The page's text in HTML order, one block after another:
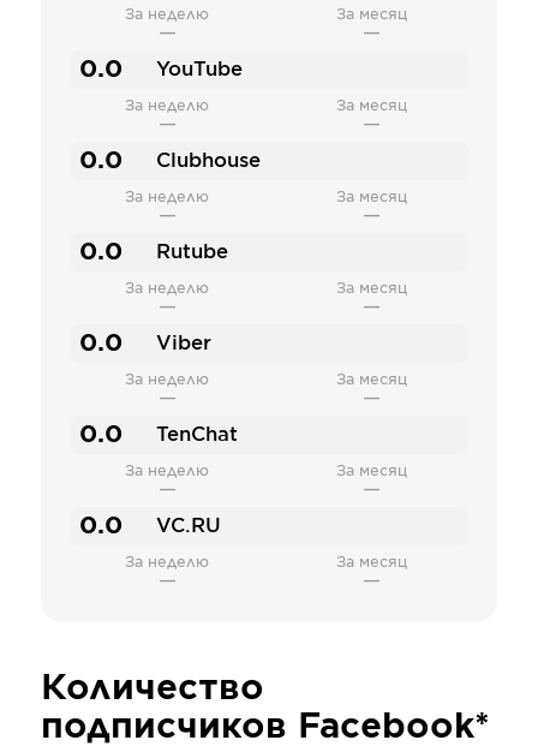
За неделю
—
За месяц
—
0.0 YouTube
За неделю
—
За месяц
—
0.0 Clubhouse
За неделю
—
За месяц
—
0.0 Rutube
За неделю
—
За месяц
—
0.0 Viber
За неделю
—
За месяц
—
0.0 TenChat
За неделю
—
За месяц
—
0.0 VC.RU
За неделю
—
За месяц
—
Количество
подписчиков Facebook*